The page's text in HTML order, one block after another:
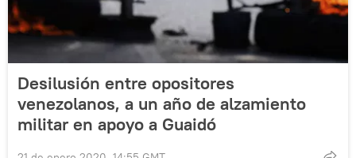
Desilusión entre opositores
venezolanos, a un año de alzamiento
militar en apoyo a Guaidó